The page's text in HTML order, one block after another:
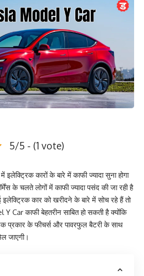
5/5 - (1 vote)
कारों के बारे में काफी ज्यादा सुना होगा
के चलते लोगों में काफी ज्यादा पसंद की जा रही है
कार को खरीदने के बारे में सोच रहे हैं तो
काफी बेहतरीन साबित हो सकती है क्योंकि
प्रकार के फीचर्स और पावरफुल बैटरी के साथ
जाएगी।